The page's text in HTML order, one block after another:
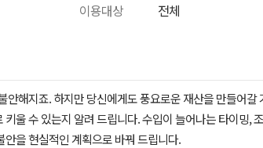
이용대상
전체
안해지죠. 하지만 당신에게도 풍요로운 재산을 만들어
울 수 있는지 알려 드립니다. 수입이 늘어나는 타이밍,
을 현실적인 계획으로 바꿔 드립니다.